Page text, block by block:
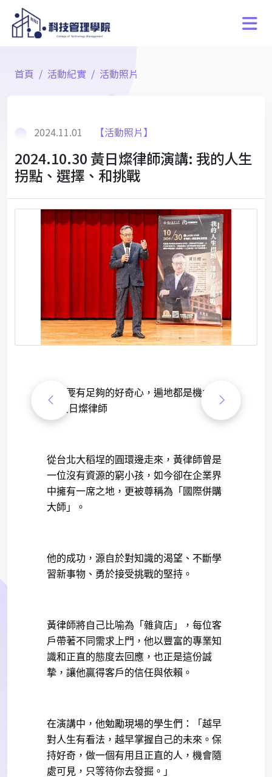
首頁 活動紀實 活動照片
2024.11.01 【活動照片】
2024.10.30 黃日燦律師演講: 我的人生
拐點、選擇、和挑戰
只要有足夠的好奇心，遍地都是機會」
黃日燦律師
從台北大稻埕的圓環邊走來，黃律師曾是
一位沒有資源的窮小孩，如今卻在企業界
中擁有一席之地，更被尊稱為「國際併購
大師」。
他的成功，源自於對知識的渴望、不斷學
習新事物、勇於接受挑戰的堅持。
黃律師將自己比喻為「雜貨店」，每位客
戶帶著不同需求上門，他以豐富的專業知
識和正直的態度去回應，也正是這份誠
摯，讓他贏得客戶的信任與依賴。
在演講中，他勉勵現場的學生們：「越早
對人生有看法，越早掌握自己的未來。保
持好奇，做一個有用且正直的人，機會隨
處可見，只等待你去發掘。」